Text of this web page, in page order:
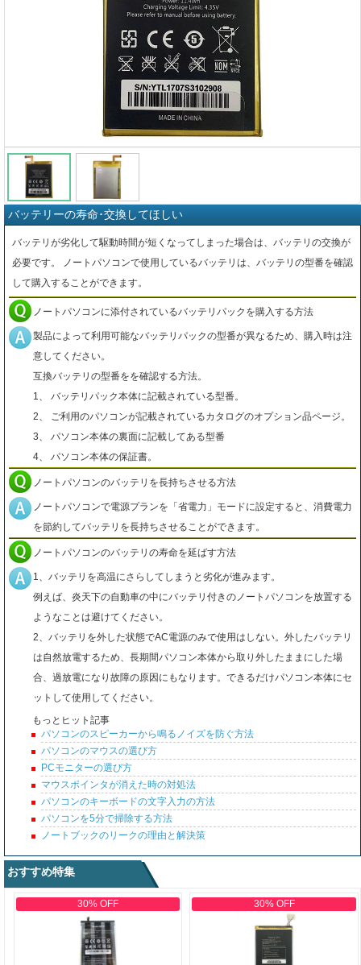
バッテリーの寿命･交換してほしい
バッテリが劣化して駆動時間が短くなってしまった場合は、バッテリの交換が
必要です。 ノートパソコンで使用しているバッテリは、バッテリの型番を確認
して購入することができます。
ノートパソコンに添付されているバッテリパックを購入する方法
製品によって利用可能なバッテリパックの型番が異なるため、購入時は注
意してください。
互換バッテリの型番をを確認する方法。
1、 バッテリパック本体に記載されている型番。
2、 ご利用のパソコンが記載されているカタログのオプション品ページ。
3、 パソコン本体の裏面に記載してある型番
4、 パソコン本体の保証書。
ノートパソコンのバッテリを長持ちさせる方法
ノートパソコンで電源プランを「省電力」モードに設定すると、消費電力
を節約してバッテリを長持ちさせることができます。
ノートパソコンのバッテリの寿命を延ばす方法
1、バッテリを高温にさらしてしまうと劣化が進みます。
例えば、炎天下の自動車の中にバッテリ付きのノートパソコンを放置する
ようなことは避けてください。
2、バッテリを外した状態でAC電源のみで使用はしない。外したバッテリ
は自然放電するため、長期間パソコン本体から取り外したままにした場
合、過放電になり故障の原因にもなります。できるだけパソコン本体にセ
ットして使用してください。
もっとヒット記事
パソコンのスピーカーから鳴るノイズを防ぐ方法
パソコンのマウスの選び方
PCモニターの選び方
マウスポインタが消えた時の対処法
パソコンのキーボードの文字入力の方法
パソコンを5分で掃除する方法
ノートブックのリークの理由と解決策
おすすめ特集
30% OFF 30% OFF